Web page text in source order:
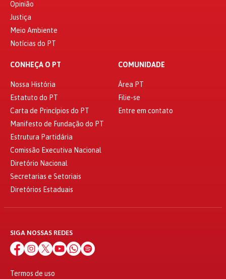
Opinião
Justiça
Meio Ambiente
Notícias do PT
CONHEÇA O PT
Nossa História
Estatuto do PT
Carta de Princípios do PT
Manifesto de Fundação do PT
Estrutura Partidária
Comissão Executiva Nacional
Diretório Nacional
Secretarias e Setoriais
Diretórios Estaduais
COMUNIDADE
Área PT
Filie-se
Entre em contato
SIGA NOSSAS REDES
Termos de uso